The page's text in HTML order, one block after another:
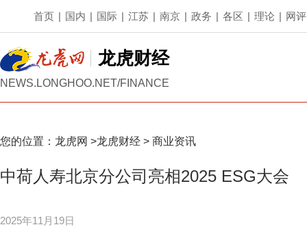
首页 | 国内 | 国际 | 江苏 | 南京 | 政务 | 各区 | 理论 | 网评
龙虎财经
NEWS.LONGHOO.NET/FINANCE
您的位置： 龙虎网 >龙虎财经 > 商业资讯
中荷人寿北京分公司亮相2025 ESG大会
2025年11月19日